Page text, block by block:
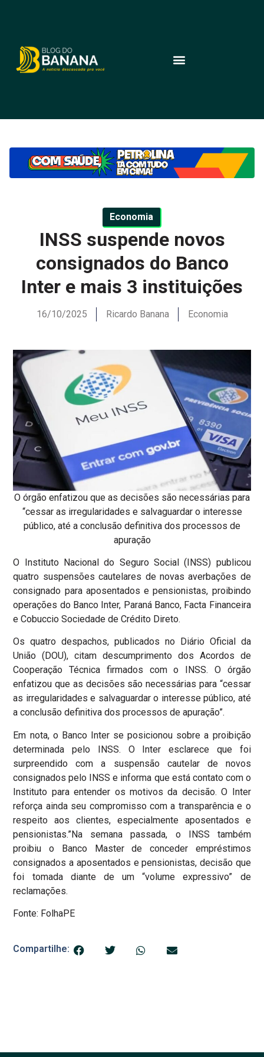
Economia
INSS suspende novos
consignados do Banco
Inter e mais 3 instituições
16/10/2025 Ricardo Banana Economia
O órgão enfatizou que as decisões são necessárias para
“cessar as irregularidades e salvaguardar o interesse
público, até a conclusão definitiva dos processos de
apuração
O Instituto Nacional do Seguro Social (INSS) publicou
quatro suspensões cautelares de novas averbações de
consignado para aposentados e pensionistas, proibindo
operações do Banco Inter, Paraná Banco, Facta Financeira
e Cobuccio Sociedade de Crédito Direto.
Os quatro despachos, publicados no Diário Oficial da
União (DOU), citam descumprimento dos Acordos de
Cooperação Técnica firmados com o INSS. O órgão
enfatizou que as decisões são necessárias para “cessar
as irregularidades e salvaguardar o interesse público, até
a conclusão definitiva dos processos de apuração”.
Em nota, o Banco Inter se posicionou sobre a proibição
determinada pelo INSS. O Inter esclarece que foi
surpreendido com a suspensão cautelar de novos
consignados pelo INSS e informa que está contato com o
Instituto para entender os motivos da decisão. O Inter
reforça ainda seu compromisso com a transparência e o
respeito aos clientes, especialmente aposentados e
pensionistas.”Na semana passada, o INSS também
proibiu o Banco Master de conceder empréstimos
consignados a aposentados e pensionistas, decisão que
foi tomada diante de um “volume expressivo” de
reclamações.
Fonte: FolhaPE
Compartilhe: